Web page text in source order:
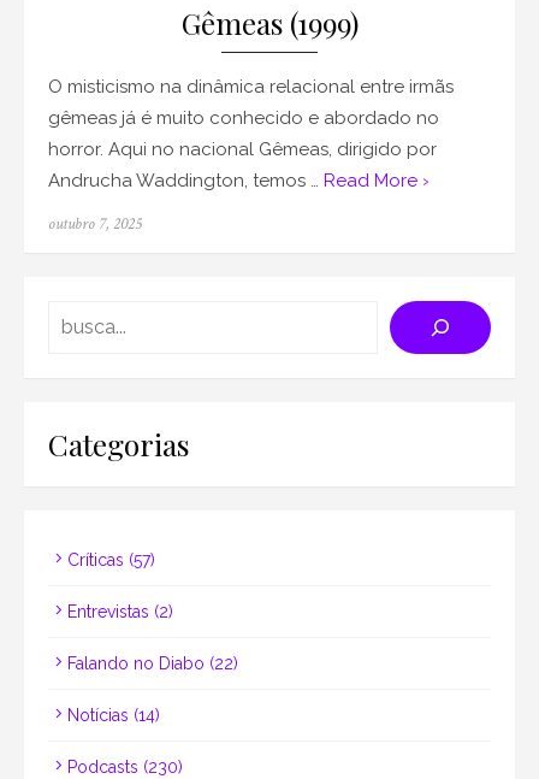
Gêmeas (1999)
O misticismo na dinâmica relacional entre irmãs
gêmeas já é muito conhecido e abordado no
horror. Aqui no nacional Gêmeas, dirigido por
Andrucha Waddington, temos … Read More ›
Posted
outubro 7, 2025
Search
Categorias
Críticas (57)
Entrevistas (2)
Falando no Diabo (22)
Notícias (14)
Podcasts (230)